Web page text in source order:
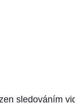
sledováním